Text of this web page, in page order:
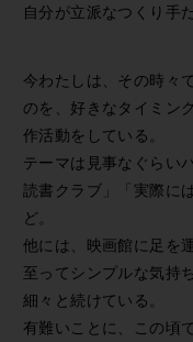
自分が立派なつくり手
今わたしは、その時々
のを、好きなタイミン
作活動をしている。
テーマは見事なぐらい
読書クラブ」「実際に
ど。
他には、映画館に足を
至ってシンプルな気持
細々と続けている。
有難いことに、この頃